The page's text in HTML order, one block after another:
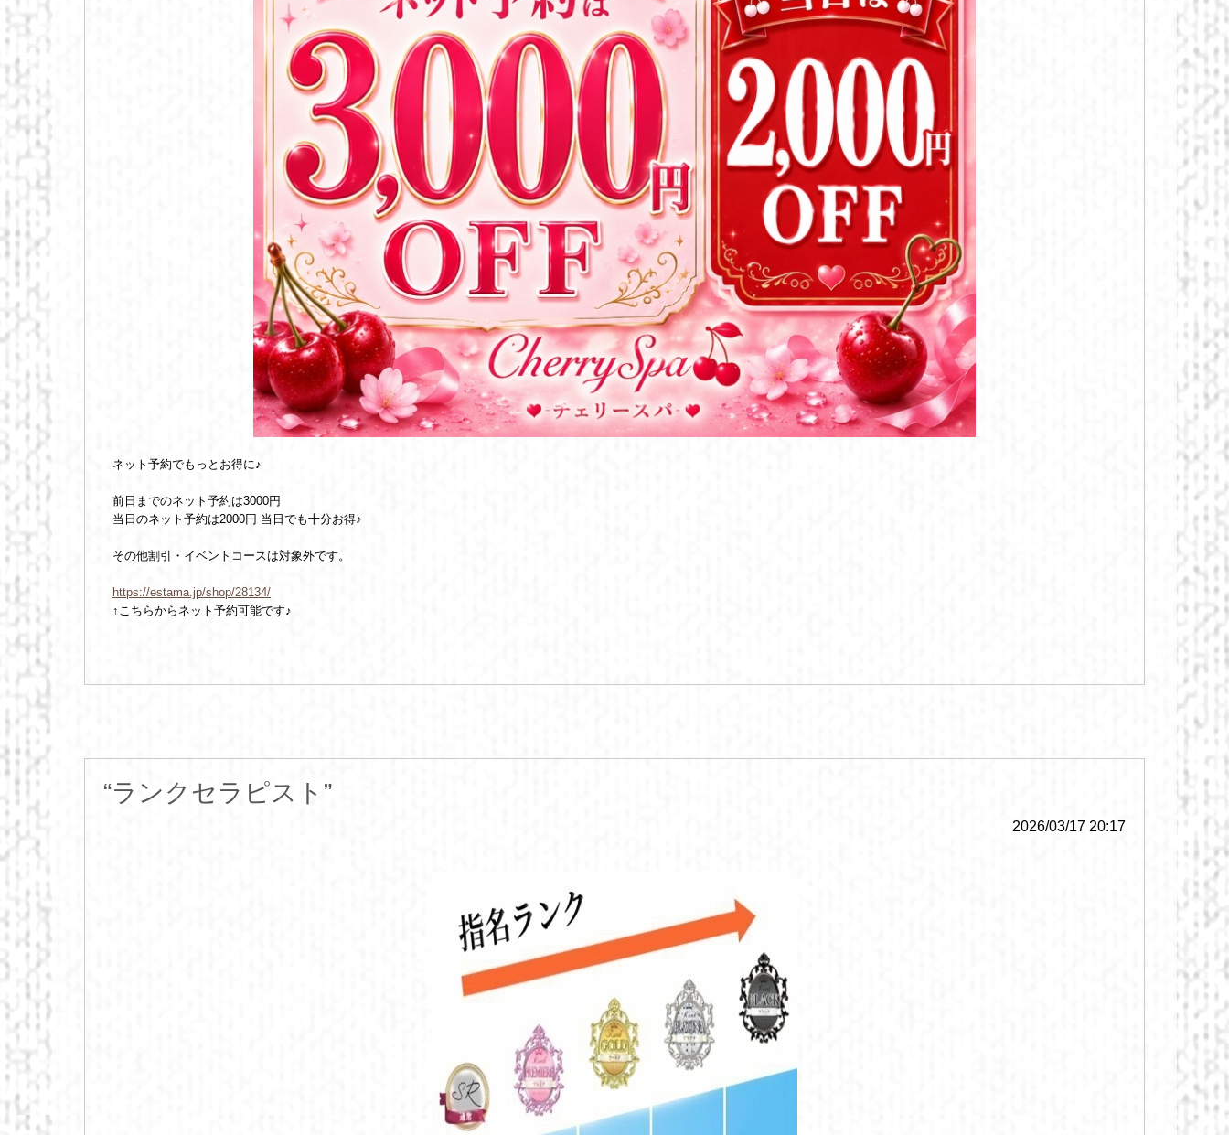
ネット予約でもっとお得に♪
前日までのネット予約は3000円
当日のネット予約は2000円 当日でも十分お得♪
その他割引・イベントコースは対象外です。
https://estama.jp/shop/28134/
↑こちらからネット予約可能です♪
“ランクセラピスト”
2026/03/17 20:17